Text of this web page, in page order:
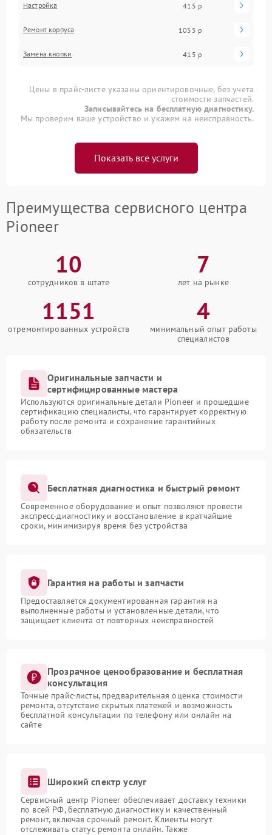
Настройка 415 р
Ремонт корпуса 1055 р
Замена кнопки 415 р
Цены в прайс-листе указаны ориентировочные, без учета
стоимости запчастей.
Записывайтесь на бесплатную диагностику.
Мы проверим ваше устройство и укажем на неисправность.
Показать все услуги
Преимущества сервисного центра
Pioneer
10
сотрудников в штате
7
лет на рынке
1151
отремонтированных устройств
4
минимальный опыт работы
специалистов
Оригинальные запчасти и
сертифицированные мастера
Используются оригинальные детали Pioneer и прошедшие
сертификацию специалисты, что гарантирует корректную
работу после ремонта и сохранение гарантийных
обязательств
Бесплатная диагностика и быстрый ремонт
Современное оборудование и опыт позволяют провести
экспресс-диагностику и восстановление в кратчайшие
сроки, минимизируя время без устройства
Гарантия на работы и запчасти
Предоставляется документированная гарантия на
выполненные работы и установленные детали, что
защищает клиента от повторных неисправностей
Прозрачное ценообразование и бесплатная
консультация
Точные прайс-листы, предварительная оценка стоимости
ремонта, отсутствие скрытых платежей и возможность
бесплатной консультации по телефону или онлайн на
сайте
Широкий спектр услуг
Сервисный центр Pioneer обеспечивает доставку техники
по всей РФ, бесплатную диагностику и качественный
ремонт, включая срочный ремонт. Клиенты могут
отслеживать статус ремонта онлайн. Также